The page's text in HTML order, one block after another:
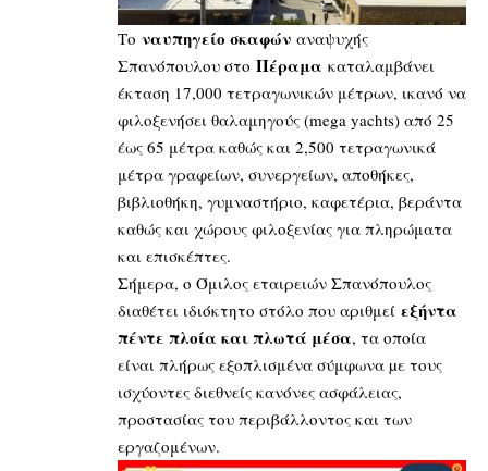
Το ναυπηγείο σκαφών αναψυχής
Σπανόπουλου στο Πέραμα καταλαμβάνει
έκταση 17,000 τετραγωνικών μέτρων, ικανό να
φιλοξενήσει θαλαμηγούς (mega yachts) από 25
έως 65 μέτρα καθώς και 2,500 τετραγωνικά
μέτρα γραφείων, συνεργείων, αποθήκες,
βιβλιοθήκη, γυμναστήριο, καφετέρια, βεράντα
καθώς και χώρους φιλοξενίας για πληρώματα
και επισκέπτες.
Σήμερα, ο Όμιλος εταιρειών Σπανόπουλος
διαθέτει ιδιόκτητο στόλο που αριθμεί εξήντα
πέντε πλοία και πλωτά μέσα, τα οποία
είναι πλήρως εξοπλισμένα σύμφωνα µε τους
ισχύοντες διεθνείς κανόνες ασφάλειας,
προστασίας του περιβάλλοντος και των
εργαζομένων.